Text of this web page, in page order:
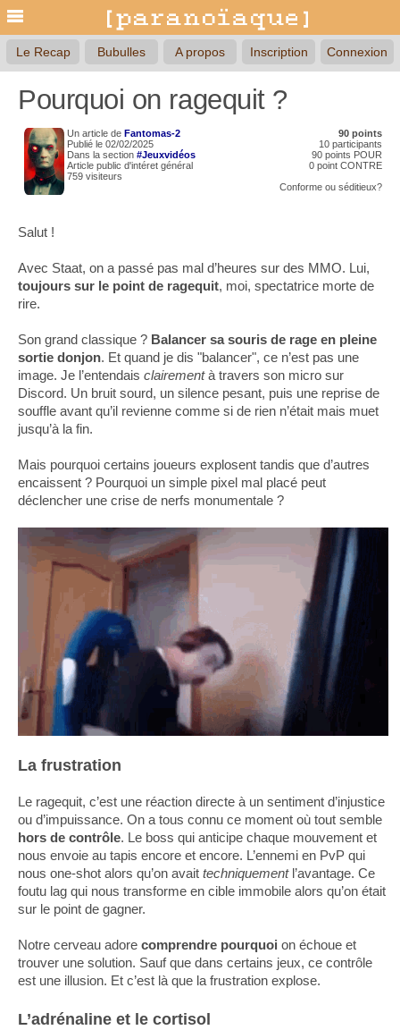
Le Recap Bubulles A propos Inscription Connexion
Pourquoi on ragequit ?
Un article de Fantomas-2
Publié le 02/02/2025
Dans la section #Jeuxvidéos
Article public d'intéret général
759 visiteurs
90 points
10 participants
90 points POUR
0 point CONTRE
Conforme ou séditieux?
Salut !
Avec Staat, on a passé pas mal d’heures sur des MMO. Lui,
toujours sur le point de ragequit, moi, spectatrice morte de
rire.
Son grand classique ? Balancer sa souris de rage en pleine
sortie donjon. Et quand je dis "balancer", ce n’est pas une
image. Je l’entendais clairementà travers son micro sur
Discord. Un bruit sourd, un silence pesant, puis une reprise de
souffle avant qu’il revienne comme si de rien n’était mais muet
jusqu’à la fin.
Mais pourquoi certains joueurs explosent tandis que d’autres
encaissent ? Pourquoi un simple pixel mal placé peut
déclencher une crise de nerfs monumentale ?
La frustration
Le ragequit, c’est une réaction directe à un sentiment d’injustice
ou d’impuissance. On a tous connu ce moment où tout semble
hors de contrôle. Le boss qui anticipe chaque mouvement et
nous envoie au tapis encore et encore. L’ennemi en PvP qui
nous one-shot alors qu’on avait techniquementl’avantage. Ce
foutu lag qui nous transforme en cible immobile alors qu’on était
sur le point de gagner.
Notre cerveau adore comprendre pourquoi on échoue et
trouver une solution. Sauf que dans certains jeux, ce contrôle
est une illusion. Et c’est là que la frustration explose.
L’adrénaline et le cortisol